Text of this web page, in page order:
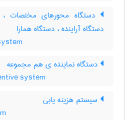
دستگاه محورهای مختصات
دستگاه آراینده ، دستگاه همارا
دستگاه نماینده ی هم مجموعه
system
سیستم هزینه یابی